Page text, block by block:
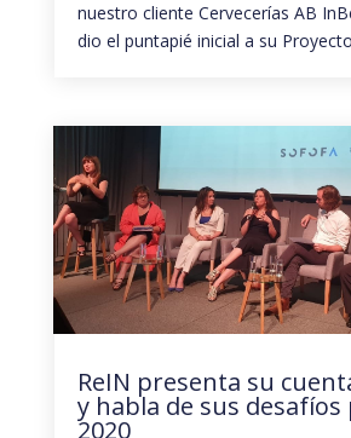
nuestro cliente Cervecerías AB
dio el puntapié inicial a su
ReIN presenta su
y habla de sus desafíos
2020